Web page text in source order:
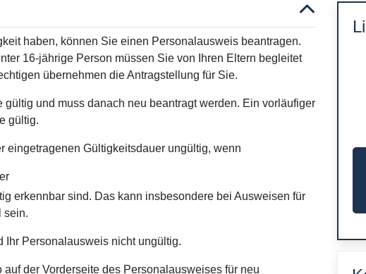
haben, können Sie einen Personalausweis beantragen.
16-jährige Person müssen Sie von Ihren Eltern begleitet
übernehmen die Antragstellung für Sie.
gültig und muss danach neu beantragt werden. Ein vorläufiger
gültig.
eingetragenen Gültigkeitsdauer ungültig, wenn
erkennbar sind. Das kann insbesondere bei Ausweisen für
sein.
Ihr Personalausweis nicht ungültig.
der Vorderseite des Personalausweises für neu